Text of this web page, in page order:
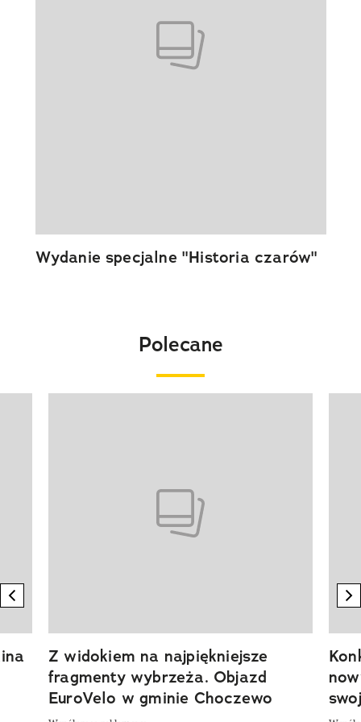
Wydanie specjalne "Historia czarów"
Polecane
previous element
Z widokiem na najpiękniejsze
fragmenty wybrzeża. Objazd
EuroVelo w gminie Choczewo